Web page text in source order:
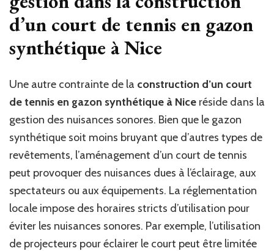
d’un court de tennis en gazon
synthétique à Nice
Une autre contrainte de la construction d’un court
de tennis en gazon synthétique à Nice réside dans la
gestion des nuisances sonores. Bien que le gazon
synthétique soit moins bruyant que d’autres types de
revêtements, l’aménagement d’un court de tennis
peut provoquer des nuisances dues à l’éclairage, aux
spectateurs ou aux équipements. La réglementation
locale impose des horaires stricts d’utilisation pour
éviter les nuisances sonores. Par exemple, l’utilisation
de projecteurs pour éclairer le court peut être limitée